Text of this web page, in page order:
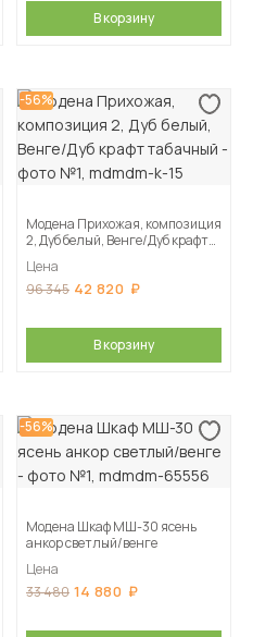
В корзину
-56%
Модена Прихожая, композиция
2, Дуб белый, Венге/Дуб крафт
Цена
96 345 42 820
В корзину
-56%
Модена Шкаф МШ-30 ясень
анкор светлый/венге
Цена
33 480 14 880